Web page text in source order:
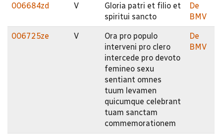
006684zd V
Gloria patri et filio et
spiritui sancto
De
BMV
006725ze V
Ora pro populo
interveni pro clero
intercede pro devoto
femineo sexu
sentiant omnes
tuum levamen
quicumque celebrant
tuam sanctam
commemorationem
De
BMV